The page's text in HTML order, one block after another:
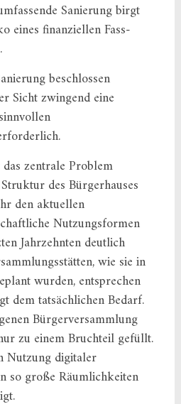
Sanierung birgt
eines finanziellen Fass-
beschlossen
Sicht zwingend eine
zentrale Problem
des Bürgerhauses
den aktuellen
Nutzungsformen
Jahrzehnten deutlich
wie sie in
wurden, entsprechen
dem tatsächlichen Bedarf.
Bürgerversammlung
zu einem Bruchteil gefüllt.
Nutzung digitaler
so große Räumlichkeiten